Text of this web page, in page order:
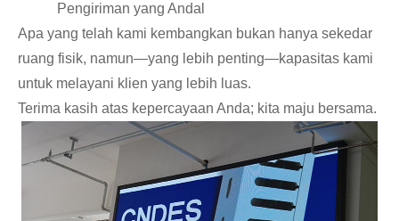
Pengiriman yang Andal
Apa yang telah kami kembangkan bukan hanya sekedar
ruang fisik, namun—yang lebih penting—kapasitas kami
untuk melayani klien yang lebih luas.
Terima kasih atas kepercayaan Anda; kita maju bersama.